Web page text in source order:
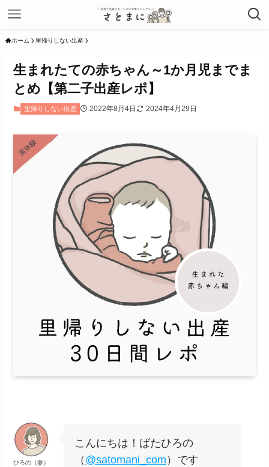
ホーム 里帰りしない出産
生まれたての赤ちゃん～1か月児までま
とめ【第二子出産レポ】
里帰りしない出産 2022年8月4日 2024年4月29日
ひろの（妻）
こんにちは！ばたひろの
（ @satomani_com ）です